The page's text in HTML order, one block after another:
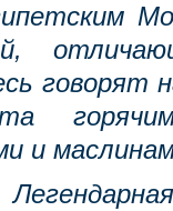
говорят
и